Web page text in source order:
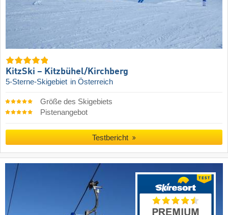
KitzSki – Kitzbühel/​Kirchberg
5-Sterne-Skigebiet in Österreich
Größe des Skigebiets
Pistenangebot
Testbericht